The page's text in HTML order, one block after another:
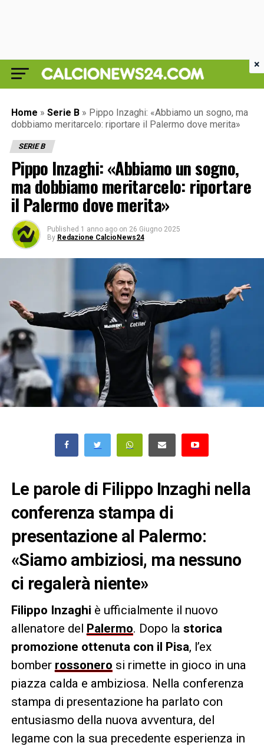
Home » Serie B » Pippo Inzaghi: «Abbiamo un sogno, ma
dobbiamo meritarcelo: riportare il Palermo dove merita»
SERIE B
Pippo Inzaghi: «Abbiamo un sogno,
ma dobbiamo meritarcelo: riportare
il Palermo dove merita»
Published 1 anno ago on 26 Giugno 2025
By Redazione CalcioNews24
Le parole di Filippo Inzaghi nella
conferenza stampa di
presentazione al Palermo:
«Siamo ambiziosi, ma nessuno
ci regalerà niente»
Filippo Inzaghi è ufficialmente il nuovo
allenatore del Palermo. Dopo la storica
promozione ottenuta con il Pisa, l’ex
bomber rossonero si rimette in gioco in una
piazza calda e ambiziosa. Nella conferenza
stampa di presentazione ha parlato con
entusiasmo della nuova avventura, del
legame con la sua precedente esperienza in
×